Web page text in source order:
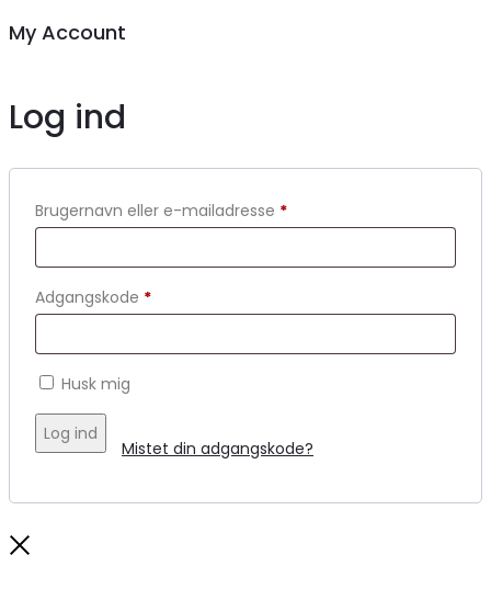
My Account
Log ind
Brugernavn eller e-mailadresse *
Adgangskode *
Husk mig
Log ind
Mistet din adgangskode?